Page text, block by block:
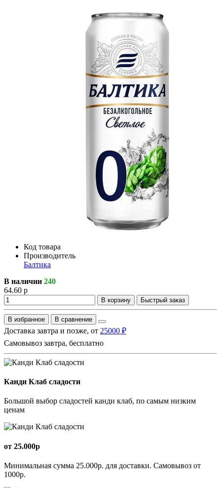
Код товара
Производитель
Балтика
В наличии 240
64.60 р
В корзину Быстрый заказ
В избранное В сравнение
Доставка завтра и позже, от 25000 ₽
Самовывоз завтра, бесплатно
Канди Клаб сладости
Большой выбор сладостей канди клаб, по самым низким
ценам
от 25.000р
Минимальная сумма 25.000р. для доставки. Самовывоз от
1000р.